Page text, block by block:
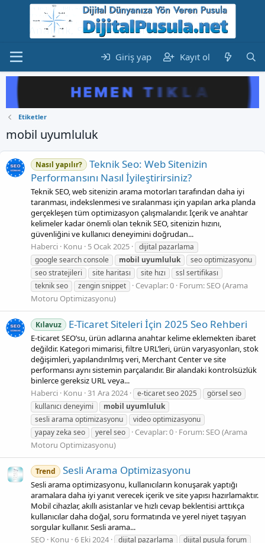
Giriş yap Kayıt ol
Etiketler
mobil uyumluluk
Nasıl yapılır?
Teknik Seo: Web Sitenizin
Performansını Nasıl İyileştirirsiniz?
Teknik SEO, web sitenizin arama motorları tarafından daha iyi
taranması, indekslenmesi ve sıralanması için yapılan arka planda
gerçekleşen tüm optimizasyon çalışmalarıdır. İçerik ve anahtar
kelimeler kadar önemli olan teknik SEO, sitenizin hızını,
güvenliğini ve kullanıcı deneyimini doğrudan...
Haberci Konu 5 Ocak 2025
dijital pazarlama
google search console
mobil uyumluluk
seo optimizasyonu
seo stratejileri
site haritası site hızı
ssl sertifikası
teknik seo
zengin snippet Cevaplar: 0 Forum:SEO (Arama
Motoru Optimizasyonu)
Kılavuz E-Ticaret Siteleri İçin 2025 Seo Rehberi
E‑ticaret SEO’su, ürün adlarına anahtar kelime eklemekten ibaret
değildir. Kategori mimarisi, filtre URL’leri, ürün varyasyonları, stok
değişimleri, yapılandırılmış veri, Merchant Center ve site
performansı aynı sistemin parçalarıdır. Bir alandaki kontrolsüzlük
binlerce gereksiz URL veya...
Haberci Konu 31 Ara 2024 e-ticaret seo 2025
görsel seo
kullanıcı deneyimi
mobil uyumluluk
sesli arama optimizasyonu
video optimizasyonu
yapay zeka seo
yerel seo Cevaplar: 0 Forum:SEO (Arama
Motoru Optimizasyonu)
Trend Sesli Arama Optimizasyonu
Sesli arama optimizasyonu, kullanıcıların konuşarak yaptığı
aramalara daha iyi yanıt verecek içerik ve site yapısı hazırlamaktır.
Mobil cihazlar, akıllı asistanlar ve hızlı cevap beklentisi arttıkça
kullanıcılar daha doğal, soru formatında ve yerel niyet taşıyan
sorgular kullanır. Sesli arama...
SEO Konu 6 Eki 2024 dijital pazarlama
dijital pusula forum